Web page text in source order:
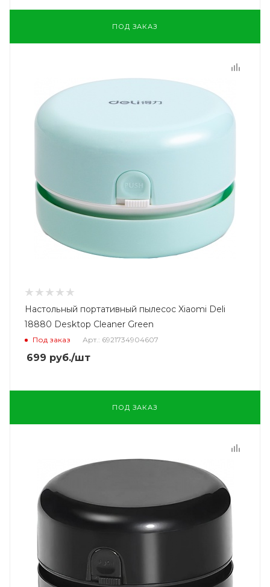
ПОД ЗАКАЗ
Настольный портативный пылесос Xiaomi Deli
18880 Desktop Cleaner Green
Под заказ Арт.: 6921734904607
699 руб./шт
ПОД ЗАКАЗ